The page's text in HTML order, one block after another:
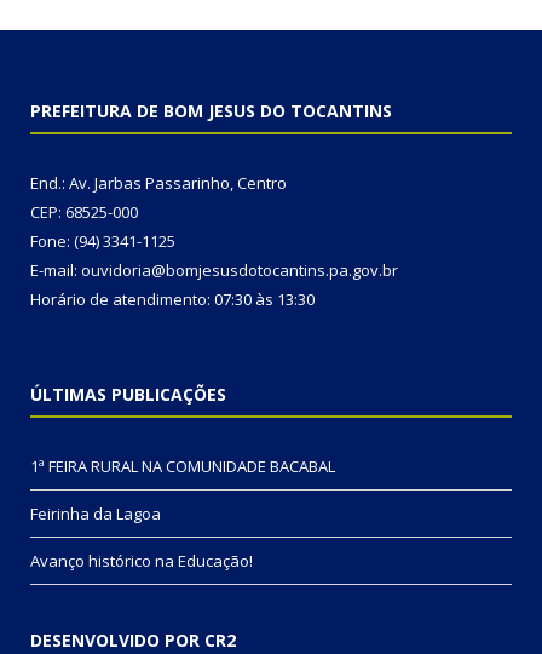
PREFEITURA DE BOM JESUS DO TOCANTINS
End.: Av. Jarbas Passarinho, Centro
CEP: 68525-000
Fone: (94) 3341-1125
E-mail: ouvidoria@bomjesusdotocantins.pa.gov.br
Horário de atendimento: 07:30 às 13:30
ÚLTIMAS PUBLICAÇÕES
1ª FEIRA RURAL NA COMUNIDADE BACABAL
Feirinha da Lagoa
Avanço histórico na Educação!
DESENVOLVIDO POR CR2